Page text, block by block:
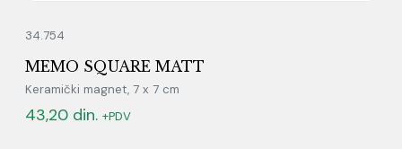
34.754
MEMO SQUARE MATT
Keramički magnet, 7 x 7 cm
43,20 din. +PDV